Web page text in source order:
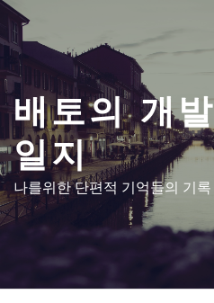
콘
츠
로
건
뛰
기
배토의 개발
일지
나를위한 단편적 기억들의 기록